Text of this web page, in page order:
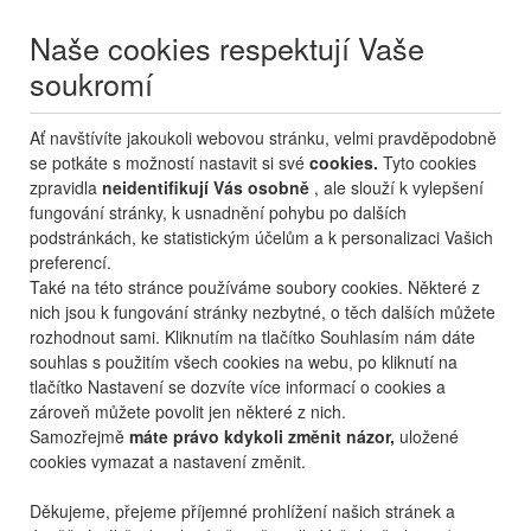
Naše cookies respektují Vaše
soukromí
Ať navštívíte jakoukoli webovou stránku, velmi pravděpodobně
se potkáte s možností nastavit si své cookies. Tyto cookies
zpravidla neidentifikují Vás osobně , ale slouží k vylepšení
fungování stránky, k usnadnění pohybu po dalších
podstránkách, ke statistickým účelům a k personalizaci Vašich
preferencí.
Také na této stránce používáme soubory cookies. Některé z
nich jsou k fungování stránky nezbytné, o těch dalších můžete
rozhodnout sami. Kliknutím na tlačítko Souhlasím nám dáte
souhlas s použitím všech cookies na webu, po kliknutí na
tlačítko Nastavení se dozvíte více informací o cookies a
zároveň můžete povolit jen některé z nich.
Samozřejmě máte právo kdykoli změnit názor, uložené
cookies vymazat a nastavení změnit.
Děkujeme, přejeme příjemné prohlížení našich stránek a
Menu
MojePřihlášení
+420 270 007 007 po - ne 8 - 21 hod.